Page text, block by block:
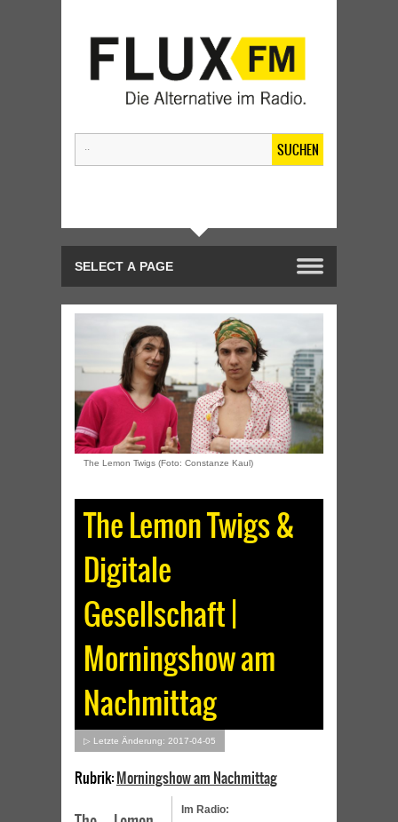
SUCHEN
The Lemon Twigs (Foto: Constanze Kaul)
The Lemon Twigs &
Digitale
Gesellschaft |
Morningshow am
Nachmittag
▷ Letzte Änderung: 2017-04-05
Rubrik:Morningshow am Nachmittag
Im Radio: